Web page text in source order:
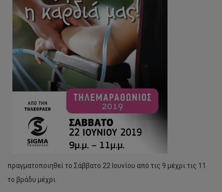
πραγματοποιηθεί το Σάββατο 22 Ιουνίου από τις 9 μέχρι τις 11
το βράδυ μέχρι.